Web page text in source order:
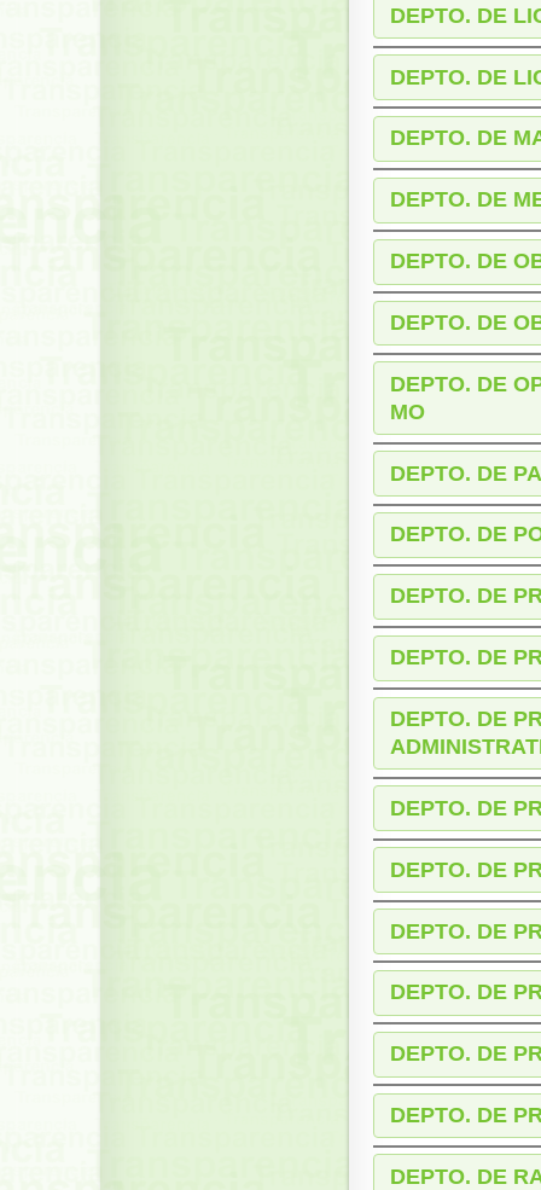
DEPTO. DE
DEPTO. DE
DEPTO. DE
DEPTO. DE
DEPTO. DE
DEPTO. DE
DEPTO. DE
MO
DEPTO. DE
DEPTO. DE
DEPTO. DE
DEPTO. DE
DEPTO. DE
DEPTO. DE
DEPTO. DE
DEPTO. DE
DEPTO. DE
DEPTO. DE
DEPTO. DE
DEPTO. DE